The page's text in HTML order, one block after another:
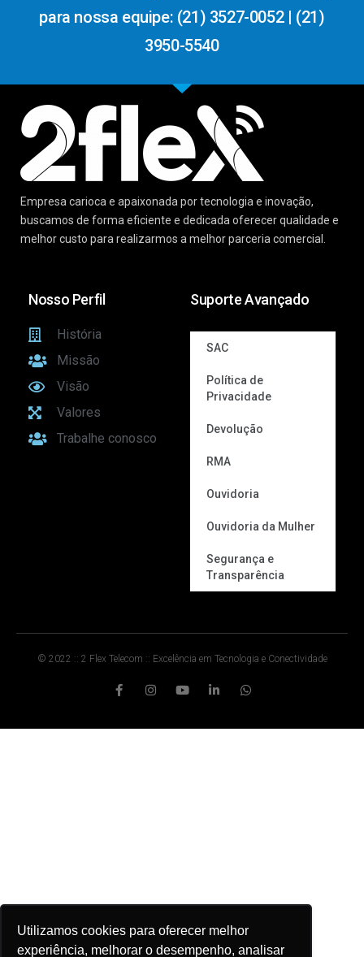
Utilizamos cookies para oferecer melhor
experiência, melhorar o desempenho, analisar
para nossa equipe: (21) 3527-0052 | (21)
3950-5540
Empresa carioca e apaixonada por tecnologia e inovação,
buscamos de forma eficiente e dedicada oferecer qualidade e
melhor custo para realizarmos a melhor parceria comercial.
Nosso Perfil
História
Missão
Visão
Valores
Trabalhe conosco
Suporte Avançado
SAC
Política de
Privacidade
Devolução
RMA
Ouvidoria
Ouvidoria da Mulher
Segurança e
Transparência
© 2022 :: 2 Flex Telecom :: Excelência em Tecnologia e Conectividade